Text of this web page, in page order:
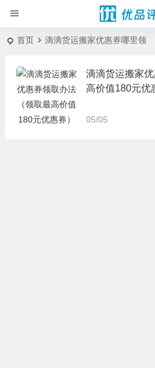
首页 滴滴货运搬家优惠券哪里领
滴滴货运搬家
高价值180元优
05/05